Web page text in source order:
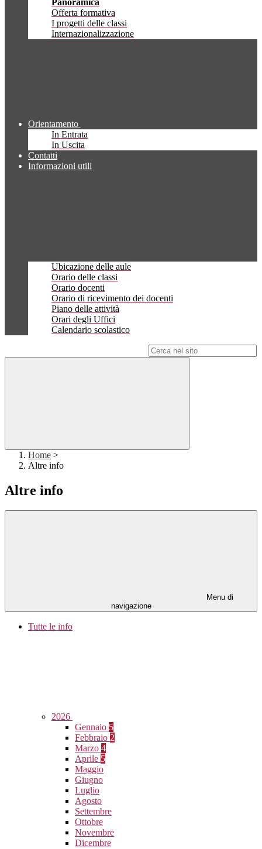
Panoramica
Offerta formativa
I progetti delle classi
Internazionalizzazione
Orientamento
In Entrata
In Uscita
Contatti
Informazioni utili
Ubicazione delle aule
Orario delle classi
Orario docenti
Orario di ricevimento dei docenti
Piano delle attività
Orari degli Uffici
Calendario scolastico
Home >
Altre info
Altre info
Menu di
navigazione
Tutte le info
2026
Gennaio 5
Febbraio 2
Marzo 4
Aprile 5
Maggio
Giugno
Luglio
Agosto
Settembre
Ottobre
Novembre
Dicembre